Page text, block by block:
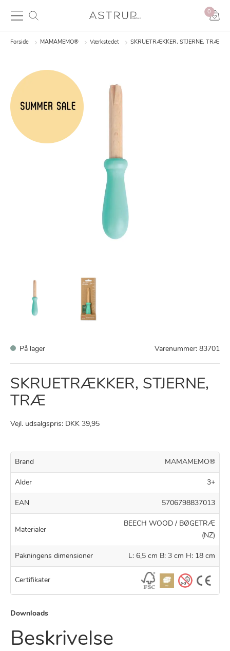
0
Forside MAMAMEMO® Værkstedet SKRUETRÆKKER, STJERNE, TRÆ
På lager Varenummer: 83701
SKRUETRÆKKER, STJERNE,
TRÆ
Vejl. udsalgspris: DKK 39,95
Brand MAMAMEMO®
Alder 3+
EAN 5706798837013
Materialer
BEECH WOOD / BØGETRÆ
(NZ)
Pakningens dimensioner L: 6,5 cm B: 3 cm H: 18 cm
Certifikater
Downloads
Beskrivelse